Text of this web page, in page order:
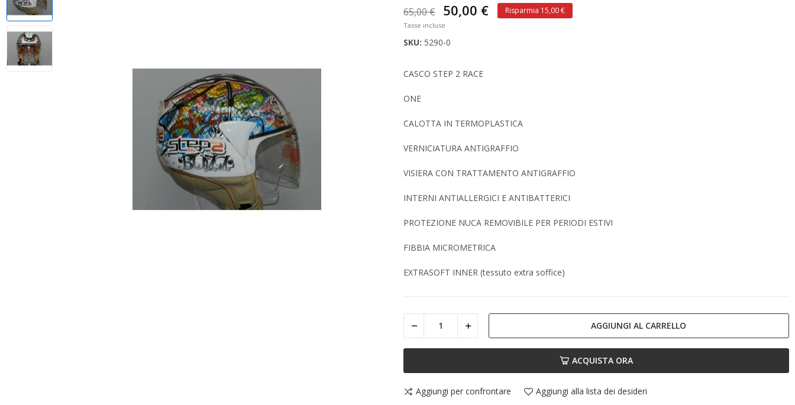
65,00 € 50,00 € Risparmia 15,00 €
Tasse incluse
SKU: 5290-0
CASCO STEP 2 RACE
ONE
CALOTTA IN TERMOPLASTICA
VERNICIATURA ANTIGRAFFIO
VISIERA CON TRATTAMENTO ANTIGRAFFIO
INTERNI ANTIALLERGICI E ANTIBATTERICI
PROTEZIONE NUCA REMOVIBILE PER PERIODI ESTIVI
FIBBIA MICROMETRICA
EXTRASOFT INNER (tessuto extra soffice)
AGGIUNGI AL CARRELLO
ACQUISTA ORA
Aggiungi per confrontare Aggiungi alla lista dei desideri